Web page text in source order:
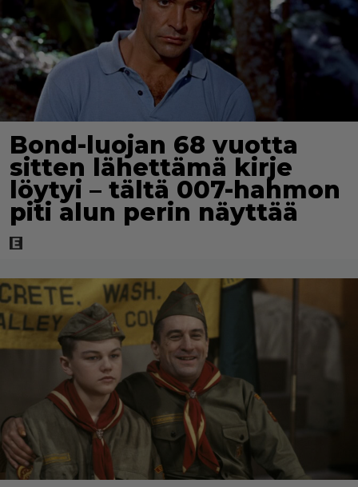
Bond-luojan 68 vuotta
sitten lähettämä kirje
löytyi – tältä 007-hahmon
piti alun perin näyttää